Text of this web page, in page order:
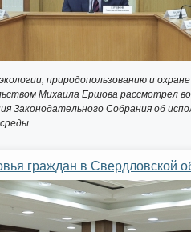
природопользованию и
Михаила Ершова рассмотрел
Законодательного Собрания об
граждан в Свердловской